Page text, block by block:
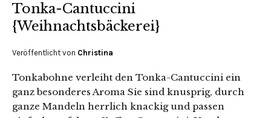
Tonka-Cantuccini
{Weihnachtsbäckerei}
Veröffentlicht von Christina
Tonkabohne verleiht den Tonka-Cantuccini ein
ganz besonderes Aroma Sie sind knusprig, durch
ganze Mandeln herrlich knackig und passen